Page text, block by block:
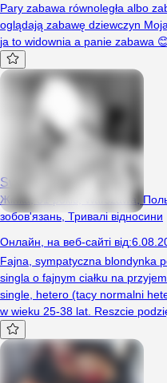
Pary zabawa równoległa albo
oglądają zabawę dziewczyn
ja to widownia a panie zabawa
SweetBlondiCake
Жінка, 31 років, Warszawa,
зобов'язань, Тривалі відносини
Онлайн, на веб-сайті від:
Fajna, sympatyczna blondynka
singla o fajnym ciałku na
single, hetero (tacy normalni
w wieku 25-38 lat. Reszcie